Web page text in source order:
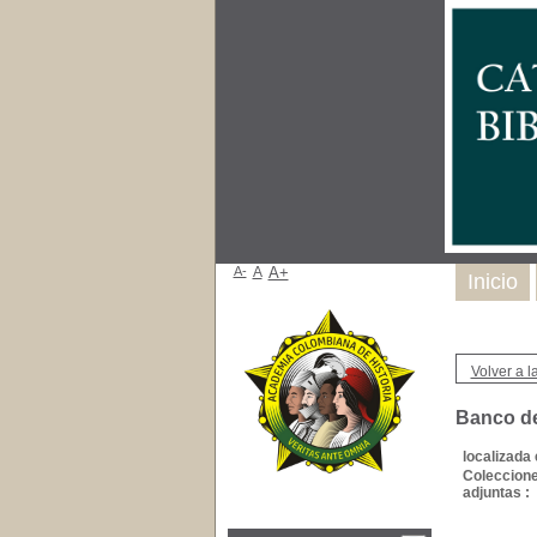
Volver a
Banco
localizada
adjuntas :
Inicio
A- A A+